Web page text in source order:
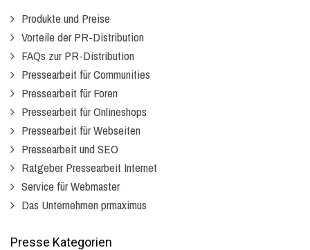
Produkte und Preise
Vorteile der PR-Distribution
FAQs zur PR-Distribution
Pressearbeit für Communities
Pressearbeit für Foren
Pressearbeit für Onlineshops
Pressearbeit für Webseiten
Pressearbeit und SEO
Ratgeber Pressearbeit Internet
Service für Webmaster
Das Unternehmen prmaximus
Presse Kategorien